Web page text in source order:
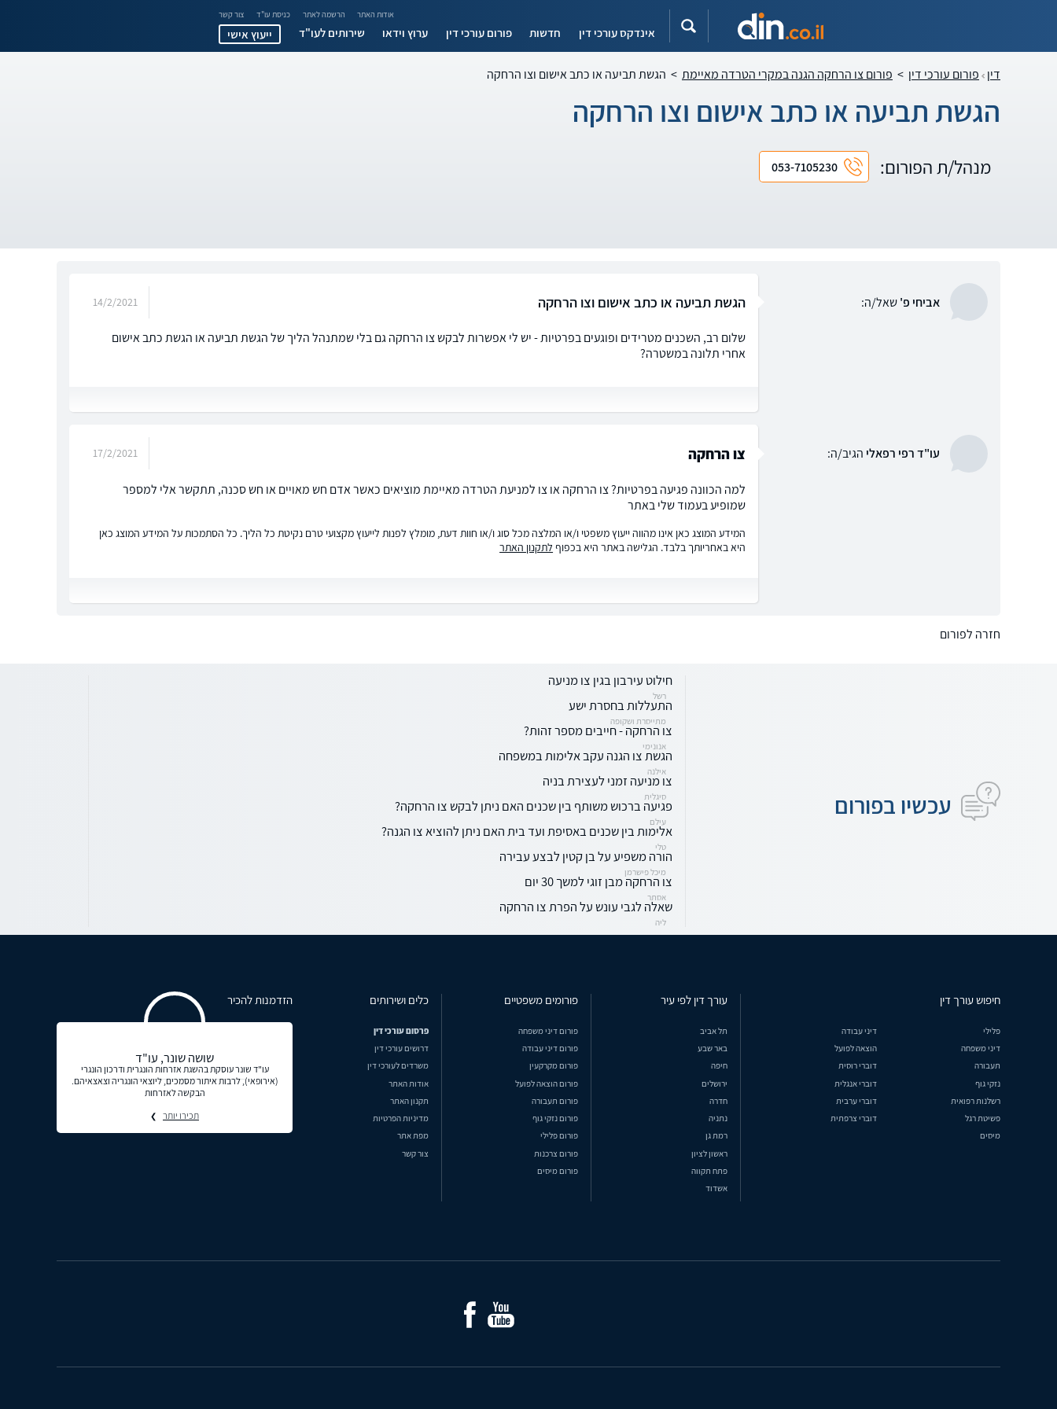
אודות האתר הרשמה לאתר כניסת עו"ד צור קשר
אינדקס עורכי דין חדשות פורום עורכי דין ערוץ וידאו שירותים לעו"ד ייעוץ אישי
דין פורום עורכי דין > פורום צו הרחקה הגנה במקרי הטרדה מאיימת > הגשת תביעה או כתב אישום וצו הרחקה
הגשת תביעה או כתב אישום וצו הרחקה
מנהל/ת הפורום: 053-7105230
אביחי פ'שאל/ה: הגשת תביעה או כתב אישום וצו הרחקה 14/2/2021
שלום רב, השכנים מטרידים ופוגעים בפרטיות - יש לי אפשרות לבקש צו הרחקה גם בלי שמתנהל הליך של הגשת תביעה או הגשת כתב אישום
אחרי תלונה במשטרה?
עו"ד רפי רפאלי הגיב/ה: צו הרחקה 17/2/2021
למה הכוונה פגיעה בפרטיות? צו הרחקה או צו למניעת הטרדה מאיימת מוציאים כאשר אדם חש מאויים או חש סכנה, תתקשר אלי למספר
שמופיע בעמוד שלי באתר
המידע המוצג כאן אינו מהווה ייעוץ משפטי ו/או המלצה מכל סוג ו/או חוות דעת, מומלץ לפנות לייעוץ מקצועי טרם נקיטת כל הליך. כל הסתמכות על המידע המוצג כאן
היא באחריותך בלבד. הגלישה באתר היא בכפוף לתקנון האתר
חזרה לפורום
עכשיו בפורום
חילוט עירבון בגין צו מניעה
רשל
התעללות בחסרת ישע
מתייסרת ושקופה
צו הרחקה - חייבים מספר זהות?
אנונימי
הגשת צו הגנה עקב אלימות במשפחה
אילנה
צו מניעה זמני לעצירת בניה
סיגלית
פגיעה ברכוש משותף בין שכנים האם ניתן לבקש צו הרחקה?
עילם
אלימות בין שכנים באסיפת ועד בית האם ניתן להוציא צו הגנה?
טלי
הורה משפיע על בן קטין לבצע עבירה
מיכל פישרמן
צו הרחקה מבן זוגי למשך 30 יום
אסתר
שאלה לגבי עונש על הפרת צו הרחקה
ליה
חיפוש עורך דין
פלילי
דיני עבודה
דיני משפחה
הוצאה לפועל
תעבורה
דוברי רוסית
נזקי גוף
דוברי אנגלית
רשלנות רפואית
דוברי ערבית
פשיטת רגל
דוברי צרפתית
מיסים
עורך דין לפי עיר
תל אביב
באר שבע
חיפה
ירושלים
חדרה
נתניה
רמת גן
ראשון לציון
פתח תקווה
אשדוד
פורומים משפטיים
פורום דיני משפחה
פורום דיני עבודה
פורום מקרקעין
פורום הוצאה לפועל
פורום תעבורה
פורום נזקי גוף
פורום פלילי
פורום צרכנות
פורום מיסים
כלים ושירותים
פרסום עורכי דין
דרושים עורכי דין
משרדים לעורכי דין
אודות האתר
תקנון האתר
מדיניות הפרטיות
מפת אתר
צור קשר
הזדמנות להכיר
שושה שונר, עו"ד
עו"ד שונר עוסקת בהשגת אזרחות הונגרית ודרכון הונגרי
(אירופאי), לרבות איתור מסמכים, ליוצאי הונגריה וצאצאיהם.
הבקשה לאזרחות
תכירו יותר